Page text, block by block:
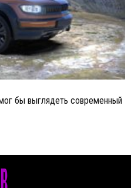
бы выглядеть современный